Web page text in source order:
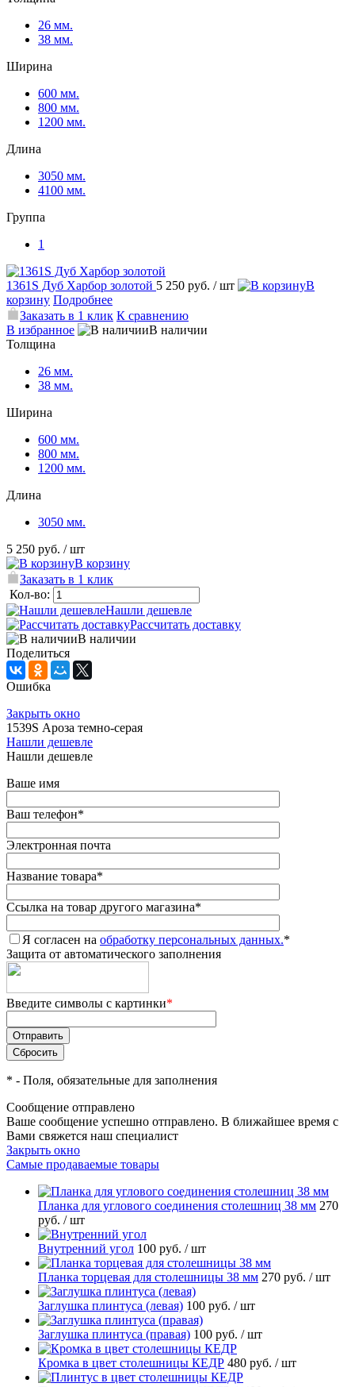
26 мм.
38 мм.
Ширина
600 мм.
800 мм.
1200 мм.
Длина
3050 мм.
4100 мм.
Группа
1
1361S Дуб Харбор золотой 5 250 руб. / шт
В
корзину Подробнее
Заказать в 1 клик К сравнению
В избранное
В наличии
Толщина
26 мм.
38 мм.
Ширина
600 мм.
800 мм.
1200 мм.
Длина
3050 мм.
5 250 руб. / шт
В корзину
Заказать в 1 клик
Кол-во:
Нашли дешевле
Рассчитать доставку
В наличии
Поделиться
Ошибка
Закрыть окно
1539S Ароза темно-серая
Нашли дешевле
Нашли дешевле
Ваше имя
Ваш телефон*
Электронная почта
Название товара*
Ссылка на товар другого магазина*
Я согласен на обработку персональных данных.*
Защита от автоматического заполнения
Введите символы с картинки*
* - Поля, обязательные для заполнения
Сообщение отправлено
Ваше сообщение успешно отправлено. В ближайшее время с
Вами свяжется наш специалист
Закрыть окно
Самые продаваемые товары
Планка для углового соединения столешниц 38 мм 270
руб. / шт
Внутренний угол 100 руб. / шт
Планка торцевая для столешницы 38 мм 270 руб. / шт
Заглушка плинтуса (левая) 100 руб. / шт
Заглушка плинтуса (правая) 100 руб. / шт
Кромка в цвет столешницы КЕДР 480 руб. / шт